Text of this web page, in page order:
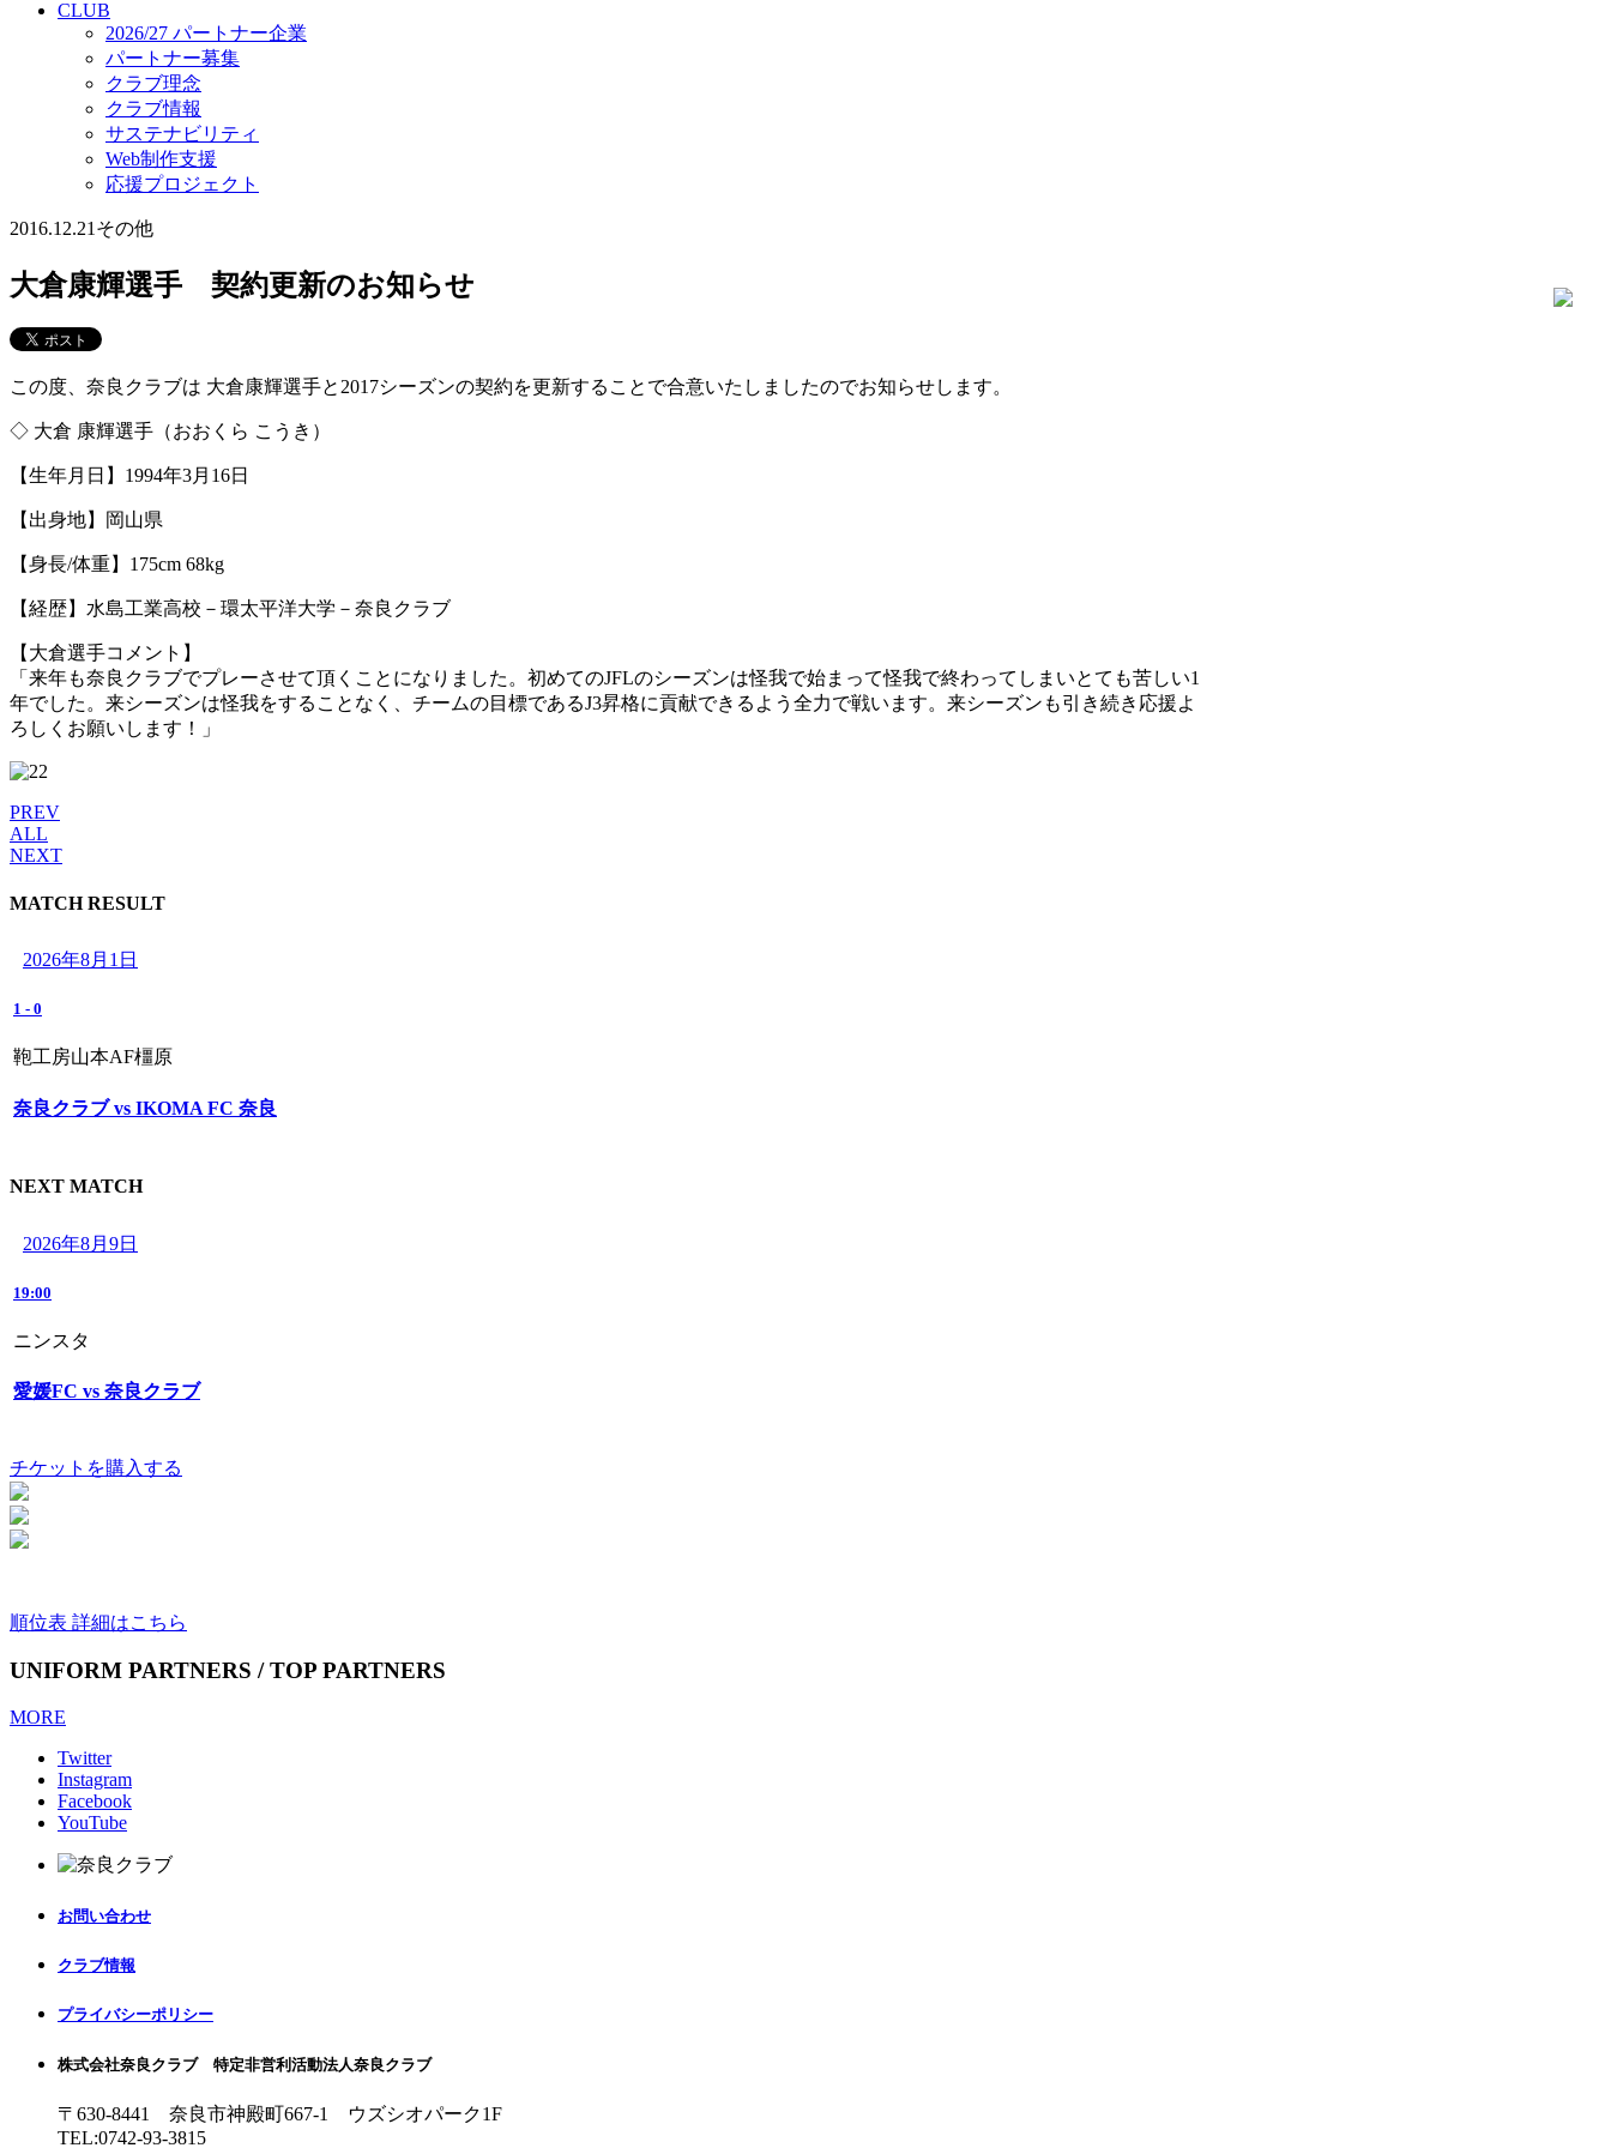
CLUB
2026/27 パートナー企業
パートナー募集
クラブ理念
クラブ情報
サステナビリティ
Web制作支援
応援プロジェクト
2016.12.21 その他
大倉康輝選手 契約更新のお知らせ
この度、奈良クラブは 大倉康輝選手と2017シーズンの契約を更新することで合意いたしましたのでお知らせします。
◇ 大倉 康輝選手（おおくら こうき）
【生年月日】1994年3月16日
【出身地】岡山県
【身長/体重】175cm 68kg
【経歴】水島工業高校－環太平洋大学－奈良クラブ
【大倉選手コメント】
「来年も奈良クラブでプレーさせて頂くことになりました。初めてのJFLのシーズンは怪我で始まって怪我で終わってしまいとても苦しい1
年でした。来シーズンは怪我をすることなく、チームの目標であるJ3昇格に貢献できるよう全力で戦います。来シーズンも引き続き応援よ
ろしくお願いします！」
PREV
ALL
NEXT
MATCH RESULT
2026年8月1日
1 - 0
鞄工房山本AF橿原
奈良クラブ vs IKOMA FC 奈良
NEXT MATCH
2026年8月9日
19:00
ニンスタ
愛媛FC vs 奈良クラブ
チケットを購入する
順位表 詳細はこちら
UNIFORM PARTNERS / TOP PARTNERS
MORE
Twitter
Instagram
Facebook
YouTube
お問い合わせ
クラブ情報
プライバシーポリシー
株式会社奈良クラブ 特定非営利活動法人奈良クラブ
〒630-8441 奈良市神殿町667-1
ウズシオパーク1F
TEL:0742-93-3815